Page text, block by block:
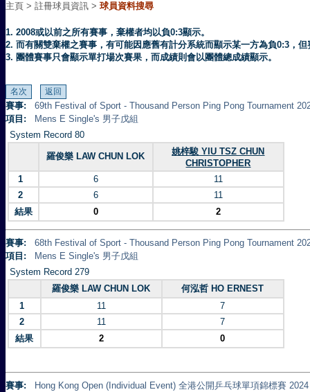
主頁 > 註冊球員資訊 > 球員資料搜尋
1. 2008或以前之所有賽事，棄權者均以負0:3顯示。
2. 而有關雙棄權之賽事，有可能因應舊有計分系統而顯示某一方為負0:3，
3. 團體賽事只會顯示單打場次賽果，而成績則會以團體總成績顯示。
賽事:
69th Festival of Sport - Thousand Person Ping Pong Tournament
項目:
Mens E Single's 男子戊組
System Record 80
羅俊樂 LAW CHUN LOK
姚梓駿 YIU TSZ CHUN
CHRISTOPHER
1
6
11
2
6
11
結果
0 2
賽事:
68th Festival of Sport - Thousand Person Ping Pong Tournament
項目:
Mens E Single's 男子戊組
System Record 279
羅俊樂 LAW CHUN LOK
何泓哲 HO ERNEST
1
11
7
2
11
7
結果
2 0
賽事:
Hong Kong Open (Individual Event) 全港公開乒乓球單項錦標賽 2024